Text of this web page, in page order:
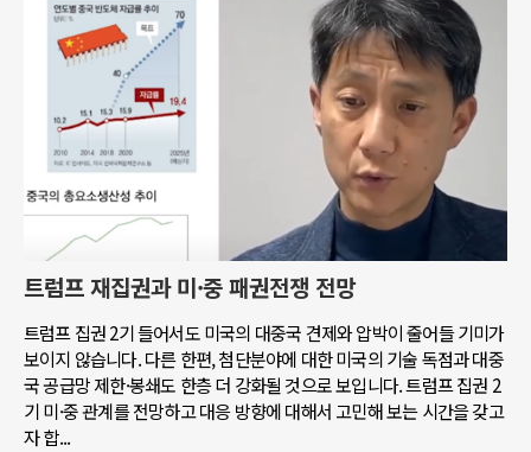
트럼프 재집권과 미·중 패권전쟁 전망
트럼프 집권 2기 들어서도 미국의 대중국 견제와 압박이 줄어들 기미가
보이지 않습니다. 다른 한편, 첨단분야에 대한 미국의 기술 독점과 대중
국 공급망 제한·봉쇄도 한층 더 강화될 것으로 보입니다. 트럼프 집권 2
기 미·중 관계를 전망하고 대응 방향에 대해서 고민해 보는 시간을 갖고
자 합...